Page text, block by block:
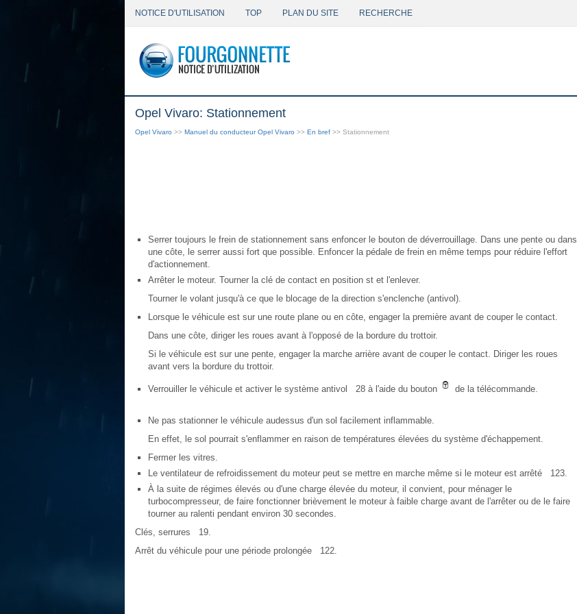
NOTICE D'UTILISATION TOP PLAN DU SITE RECHERCHE
Opel Vivaro: Stationnement
Opel Vivaro >> Manuel du conducteur Opel Vivaro >> En bref >> Stationnement
Serrer toujours le frein de stationnement sans enfoncer le bouton de déverrouillage. Dans une pente ou dans
une côte, le serrer aussi fort que possible. Enfoncer la pédale de frein en même temps pour réduire l'effort
d'actionnement.
Arrêter le moteur. Tourner la clé de contact en position st et l'enlever.
Tourner le volant jusqu'à ce que le blocage de la direction s'enclenche (antivol).
Lorsque le véhicule est sur une route plane ou en côte, engager la première avant de couper le contact.
Dans une côte, diriger les roues avant à l'opposé de la bordure du trottoir.
Si le véhicule est sur une pente, engager la marche arrière avant de couper le contact. Diriger les roues
avant vers la bordure du trottoir.
Verrouiller le véhicule et activer le système antivol 28 à l'aide du bouton de la télécommande.
Ne pas stationner le véhicule audessus d'un sol facilement inflammable.
En effet, le sol pourrait s'enflammer en raison de températures élevées du système d'échappement.
Fermer les vitres.
Le ventilateur de refroidissement du moteur peut se mettre en marche même si le moteur est arrêté 123.
À la suite de régimes élevés ou d'une charge élevée du moteur, il convient, pour ménager le
turbocompresseur, de faire fonctionner brièvement le moteur à faible charge avant de l'arrêter ou de le faire
tourner au ralenti pendant environ 30 secondes.
Clés, serrures 19.
Arrêt du véhicule pour une période prolongée 122.